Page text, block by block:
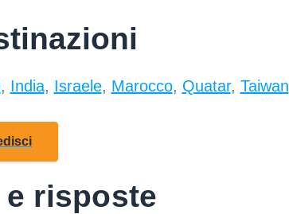
, India, Israele, Marocco, Quatar, Taiwan
e risposte